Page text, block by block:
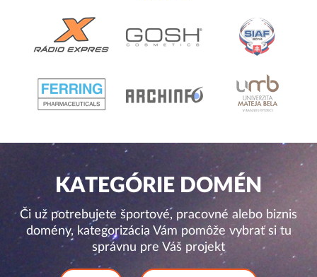
KATEGÓRIE DOMÉN
Či už potrebujete športové, pracovné alebo biznis
domény, kategorizácia Vám pomôže vybrať si tu
správnu pre Váš projekt